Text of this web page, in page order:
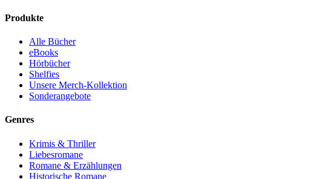
Produkte
Alle Bücher
eBooks
Hörbücher
Shelfies
Unsere Merch-Kollektion
Sonderangebote
Genres
Krimis & Thriller
Liebesromane
Romane & Erzählungen
Historische Romane